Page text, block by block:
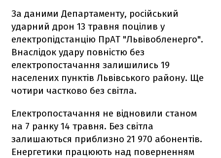
За даними Департаменту, російський
ударний дрон 13 травня поцілив у
електропідстанцію ПрАТ "Львівобленерго".
Внаслідок удару повністю без
електропостачання залишились 19
населених пунктів Львівського району. Ще
чотири частково без світла.
Електропостачання не відновили станом
на 7 ранку 14 травня. Без світла
залишаються приблизно 21 970 абонентів.
Енергетики працюють над поверненням